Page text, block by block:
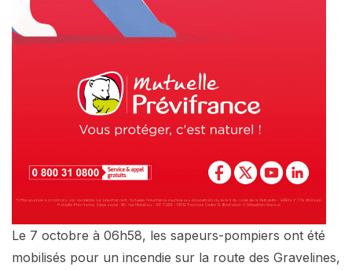
Le 7 octobre à 06h58, les sapeurs-pompiers ont été
mobilisés pour un incendie sur la route des Gravelines,